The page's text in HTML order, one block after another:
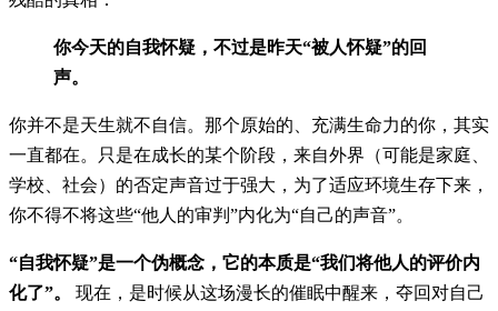
你今天的自我怀疑，不过是昨天“被人怀疑”的回
声。
你并不是天生就不自信。那个原始的、充满生命力的你，其实
一直都在。只是在成长的某个阶段，来自外界（可能是家庭、
学校、社会）的否定声音过于强大，为了适应环境生存下来，
你不得不将这些“他人的审判”内化为“自己的声音”。
“自我怀疑”是一个伪概念，它的本质是“我们将他人的评价内
化了”。
现在，是时候从这场漫长的催眠中醒来，夺回对自己